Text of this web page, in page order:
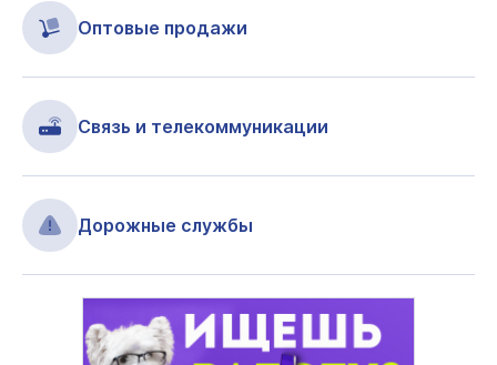
Оптовые продажи
Связь и телекоммуникации
Дорожные службы